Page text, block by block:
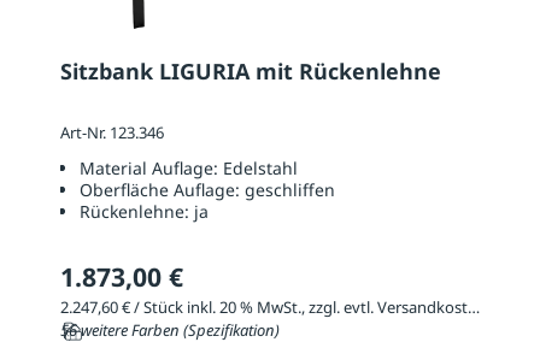
Sitzbank LIGURIA mit Rückenlehne
Art-Nr. 123.346
Material Auflage: Edelstahl
Oberfläche Auflage: geschliffen
Rückenlehne: ja
1.873,00 €
2.247,60 € / Stück inkl. 20 % MwSt., zzgl. evtl. Versandkosten
56 weitere Farben (Spezifikation)